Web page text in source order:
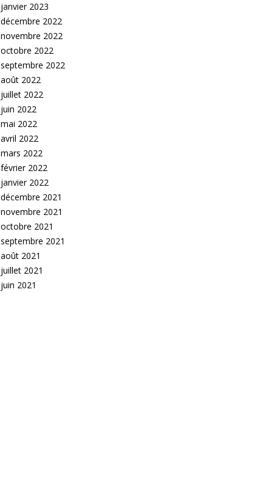
janvier 2023
décembre 2022
novembre 2022
octobre 2022
septembre 2022
août 2022
juillet 2022
juin 2022
mai 2022
avril 2022
mars 2022
février 2022
janvier 2022
décembre 2021
novembre 2021
octobre 2021
septembre 2021
août 2021
juillet 2021
juin 2021